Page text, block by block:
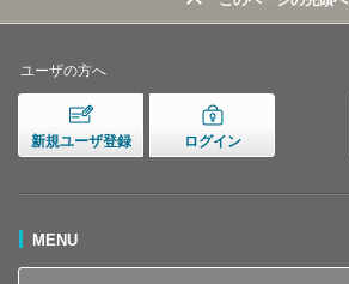
ユーザの方へ
新規ユーザ登録 ログイン
MENU